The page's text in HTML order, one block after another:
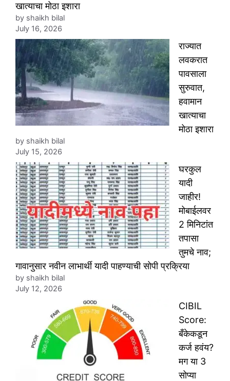
खात्याचा मोठा इशारा
by shaikh bilal
July 16, 2026
राज्यात
लवकरात
पावसाला
सुरुवात,
हवामान
खात्याचा
मोठा इशारा
by shaikh bilal
July 15, 2026
घरकुल
यादी
जाहीर!
मोबाईलवर
2 मिनिटांत
तपासा
तुमचे नाव;
गावानुसार नवीन लाभार्थी यादी पाहण्याची सोपी प्रक्रिया
by shaikh bilal
July 12, 2026
CIBIL
Score:
बँकेकडून
कर्ज हवंय?
मग या 3
सोप्या